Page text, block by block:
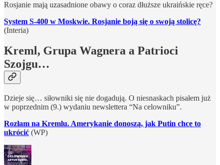
Rosjanie mają uzasadnione obawy o coraz dłuższe ukraińskie ręce?
System S-400 w Moskwie. Rosjanie boją się o swoją stolicę?
(Interia)
Kreml, Grupa Wagnera a Patrioci
Szojgu…
Dzieje się… siłowniki się nie dogadują. O niesnaskach pisałem już
w poprzednim (9.) wydaniu newslettera “Na celowniku”.
Rozłam na Kremlu. Amerykanie donoszą, jak Putin chce to
ukrócić (WP)